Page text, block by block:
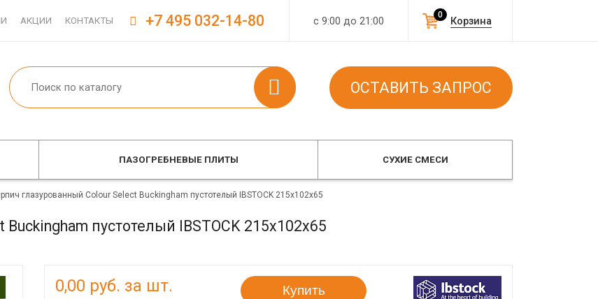
АКЦИИ КОНТАКТЫ с 9:00 до 21:00 Корзина
0
+7 495 032-14-80
ОСТАВИТЬ ЗАПРОС
ПАЗОГРЕБНЕВЫЕ ПЛИТЫ СУХИЕ СМЕСИ
глазурованный Colour Select Buckingham пустотелый IBSTOCK 215x102x65
пустотелый IBSTOCK 215x102x65
0,00 руб. за шт. Купить